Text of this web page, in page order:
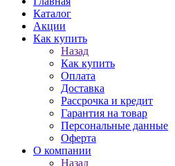
Каталог
Акции
Как купить
Назад
Как купить
Оплата
Доставка
Рассрочка и кредит
Гарантия на товар
Персональные данные
Оферта
О компании
Назад